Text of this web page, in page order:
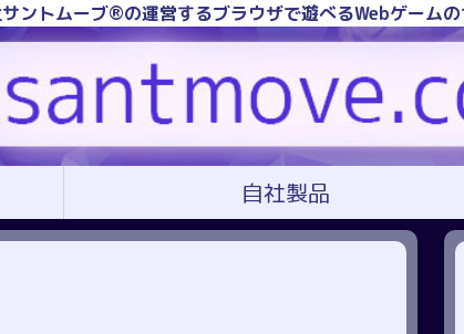
ントムーブ®の運営するブラウザで遊べるWebゲームの
自社製品